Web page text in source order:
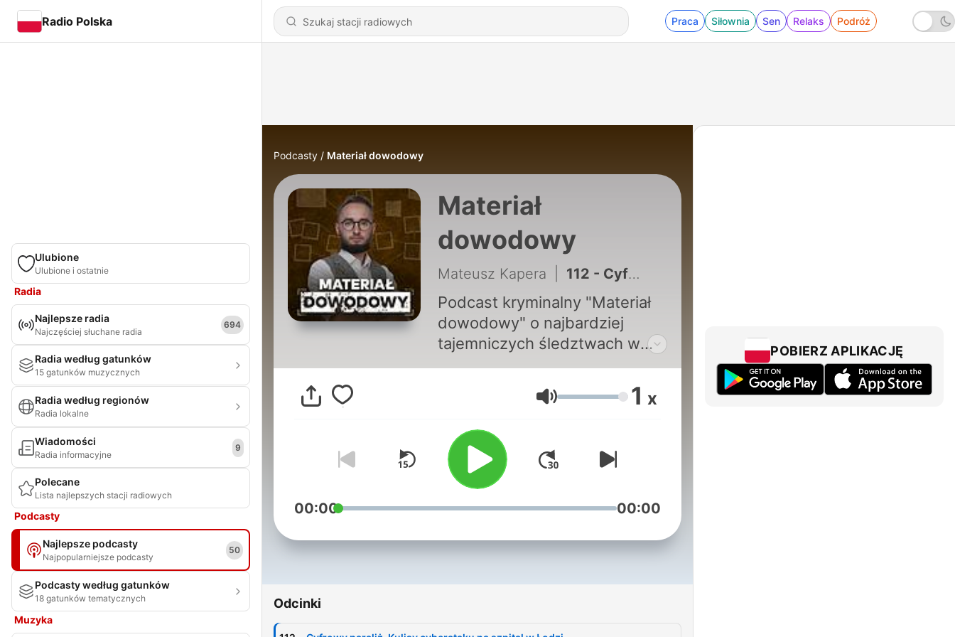
Radio Polska Praca Siłownia Sen Relaks Podróż
Ulubione
Ulubione i ostatnie
Radia
Najlepsze radia
Najczęściej słuchane radia
694
Radia według gatunków
15 gatunków muzycznych
Radia według regionów
Radia lokalne
Wiadomości
Radia informacyjne
9
Polecane
Lista najlepszych stacji radiowych
Podcasty
Najlepsze podcasty
Najpopularniejsze podcasty
50
Podcasty według gatunków
18 gatunków tematycznych
Muzyka
Podcasty Materiał dowodowy
Materiał
dowodowy
Mateusz Kapera 112 - Cyfrowy paraliż. Kulisy cyberataku na szpital w Łodzi
Podcast kryminalny "Materiał
dowodowy" o najbardziej
tajemniczych śledztwach w
Polsce. Zaprasza Mateusz
Głośność 1 x
00:00 00:00
Odcinki
POBIERZ APLIKACJĘ